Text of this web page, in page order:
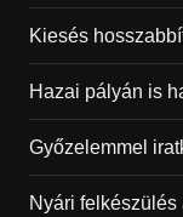
Kiesés
Hazai pályán is
Győzelemmel
Nyári